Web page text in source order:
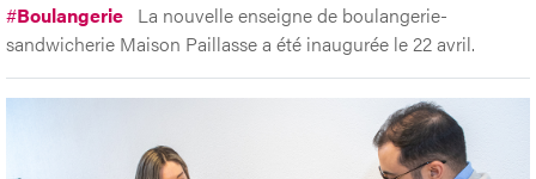
#Boulangerie La nouvelle enseigne de boulangerie-
sandwicherie Maison Paillasse a été inaugurée le 22 avril.